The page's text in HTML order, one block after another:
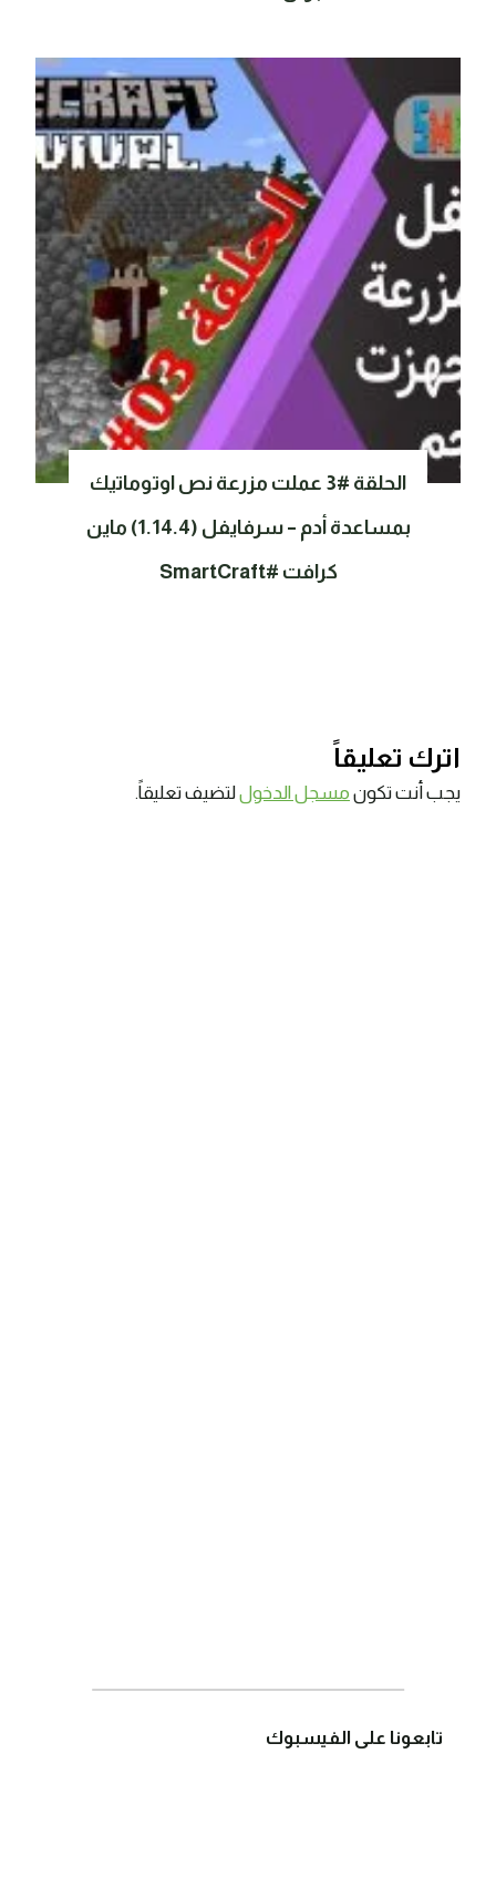
الحلقة #3 عملت مزرعة نص اوتوماتيك
بمساعدة أدم – سرفايفل (1.14.4) ماين
كرافت #SmartCraft
اترك تعليقاً
يجب أنت تكون مسجل الدخوللتضيف تعليقاً.
تابعونا على الفيسبوك